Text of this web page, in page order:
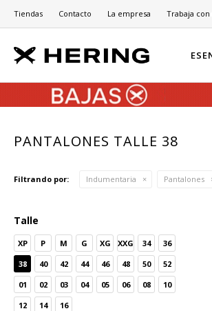
Tiendas Contacto La empresa Trabaja
PANTALONES TALLE 38
Filtrando por: Indumentaria Pantalones
Talle
XP P M G XG XXG 34
36
38
40 42 44 46 48 50
52
01
02 03 04 05 06 08
10
12
14 16